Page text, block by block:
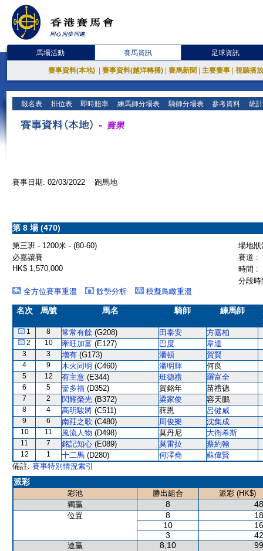
馬場活動 賽馬資訊 足球資訊
賽事資料(本地) 賽事資料(越洋轉播) 賽馬新聞 主要賽事 視聽播
報名表 排位表 即時賠率 練馬師分場表 騎師分場表 參考資料 統
賽事日期: 02/03/2022 跑馬地
第 8 場 (470)
第三班 - 1200米 - (80-60)
場地
必嘉讓賽
賽道 :
HK$ 1,570,000
時間 :
分段
全方位賽事重溫
餘勢分析 模擬鳥瞰重溫
名次 馬號 馬名 騎師 練馬師
1 8 常常有餘 (G208) 田泰安 方嘉柏
2 10 牽旺加富 (E127) 巴度 韋達
3 3 增有 (G173) 潘頓 賀賢
4 9 木火同明 (C460) 潘明輝 何良
5 12 有主意 (E344) 班德禮 羅富全
6 5 簹多福 (D352) 賀銘年 苗禮德
7 2 閃耀榮光 (B372) 梁家俊 容天鵬
8 4 高明駿將 (C511) 薛恩 呂健威
9 6 南莊之歌 (C480) 周俊樂 沈集成
10 11 風流人物 (D498) 莫丹尼 大衛希斯
11 7 銘記知心 (E089) 莫雷拉 蔡約翰
12 1 十二馬 (D280) 何澤堯
蘇偉賢
備註: 賽事特別情況索引
派彩
彩池 勝出組合
派彩 (HK$)
獨贏
8
位置 8
10
3
連贏 8,10